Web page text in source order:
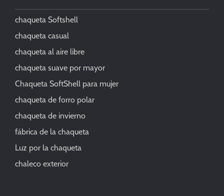
chaqueta Softshell
chaqueta casual
chaqueta al aire libre
chaqueta suave por mayor
Chaqueta SoftShell para mujer
chaqueta de forro polar
chaqueta de invierno
fábrica de la chaqueta
Luz por la chaqueta
chaleco exterior